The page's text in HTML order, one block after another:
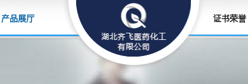
产品展厅 证书荣誉